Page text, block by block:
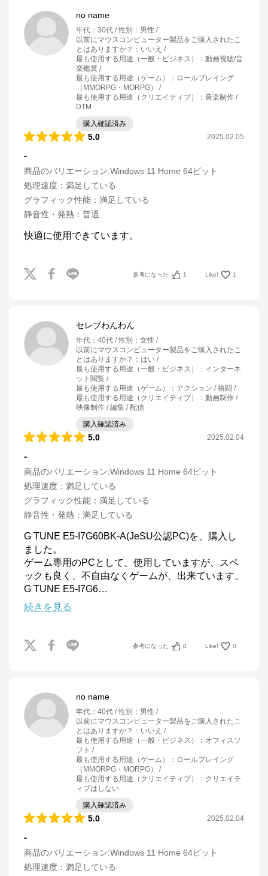
no name
年代 ： 30代 性別 ： 男性
以前にマウスコンピューター製品をご購入されたこ
とはありますか？ ： いいえ
最も使用する用途（一般・ビジネス）
： 動画視聴/音
楽鑑賞
最も使用する用途（ゲーム）
： ロールプレイング
（MMORPG・MORPG）
最も使用する用途（クリエイティブ）
： 音楽制作 /
DTM
購入確認済み
5.0 2025.02.05
-
商品のバリエーション:Windows 11 Home 64ビット
処理速度 ： 満足している
グラフィック性能 ： 満足している
静音性・発熱 ： 普通
快適に使用できています。
参考になった 1 Like! 1
セレブわんわん
年代 ： 40代 性別 ： 女性
以前にマウスコンピューター製品をご購入されたこ
とはありますか？ ： はい
最も使用する用途（一般・ビジネス）
： インターネ
ット閲覧
最も使用する用途（ゲーム）
： アクション / 格闘
最も使用する用途（クリエイティブ）
： 動画制作 /
映像制作 / 編集 / 配信
購入確認済み
5.0 2025.02.04
-
商品のバリエーション:Windows 11 Home 64ビット
処理速度 ： 満足している
グラフィック性能 ： 満足している
静音性・発熱 ： 満足している
G TUNE E5-I7G60BK-A(JeSU公認PC)を、購入し
ました。
ゲーム専用のPCとして、使用していますが、スペ
ックも良く、不自由なくゲームが、出来ています。
G TUNE E5-I7G6…
続きを見る
参考になった 0 Like! 0
no name
年代 ： 40代 性別 ： 男性
以前にマウスコンピューター製品をご購入されたこ
とはありますか？ ： いいえ
最も使用する用途（一般・ビジネス）
： オフィスソ
フト
最も使用する用途（ゲーム）
： ロールプレイング
（MMORPG・MORPG）
最も使用する用途（クリエイティブ）
： クリエイテ
ィブはしない
購入確認済み
5.0 2025.02.04
-
商品のバリエーション:Windows 11 Home 64ビット
処理速度 ： 満足している